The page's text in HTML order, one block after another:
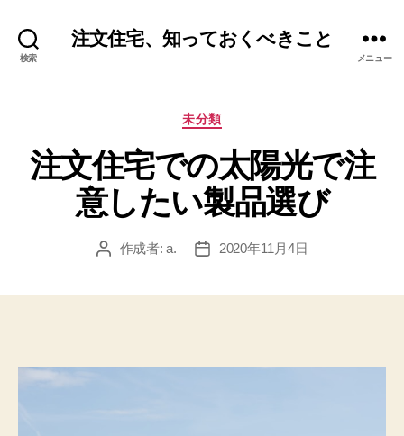
検索
注文住宅、知っておくべきこと
メニュー
カ
ゴ
リ
ー
未分類
注文住宅での太陽光で注
意したい製品選び
投 作成者:a.
投
2020年11月4日